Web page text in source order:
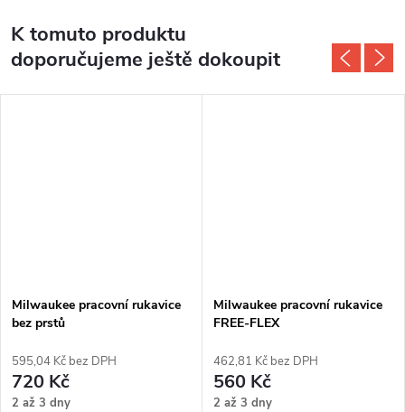
K tomuto produktu
doporučujeme ještě dokoupit
Milwaukee pracovní rukavice
bez prstů
595,04 Kč bez DPH
720 Kč
2 až 3 dny
Milwaukee pracovní rukavice
FREE-FLEX
462,81 Kč bez DPH
560 Kč
2 až 3 dny